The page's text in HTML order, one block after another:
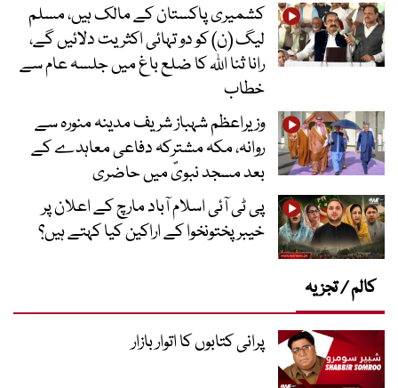
کشمیری پاکستان کے مالک ہیں، مسلم
لیگ (ن) کو دو تہائی اکثریت دلائیں گے،
رانا ثنا اللہ کا ضلع باغ میں جلسہ عام سے
خطاب
وزیراعظم شہباز شریف مدینہ منورہ سے
روانہ، مکہ مشترکہ دفاعی معاہدے کے
بعد مسجد نبویؐ میں حاضری
پی ٹی آئی اسلام آباد مارچ کے اعلان پر
خیبر پختونخوا کے اراکین کیا کہتے ہیں؟
کالم / تجزیہ
پرانی کتابوں کا اتوار بازار